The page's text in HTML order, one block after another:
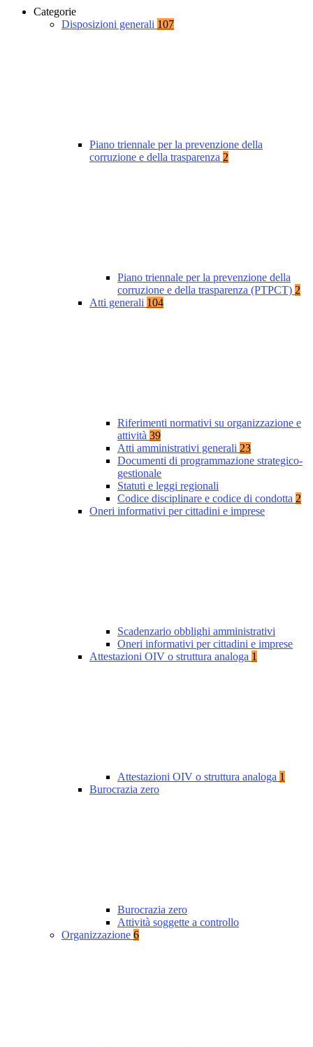
Categorie
Disposizioni generali 107
Piano triennale per la prevenzione della
corruzione e della trasparenza 2
Piano triennale per la prevenzione della
corruzione e della trasparenza (PTPCT) 2
Atti generali 104
Riferimenti normativi su organizzazione e
attività 39
Atti amministrativi generali 23
Documenti di programmazione strategico-
gestionale
Statuti e leggi regionali
Codice disciplinare e codice di condotta 2
Oneri informativi per cittadini e imprese
Scadenzario obblighi amministrativi
Oneri informativi per cittadini e imprese
Attestazioni OIV o struttura analoga 1
Attestazioni OIV o struttura analoga 1
Burocrazia zero
Burocrazia zero
Attività soggette a controllo
Organizzazione 6